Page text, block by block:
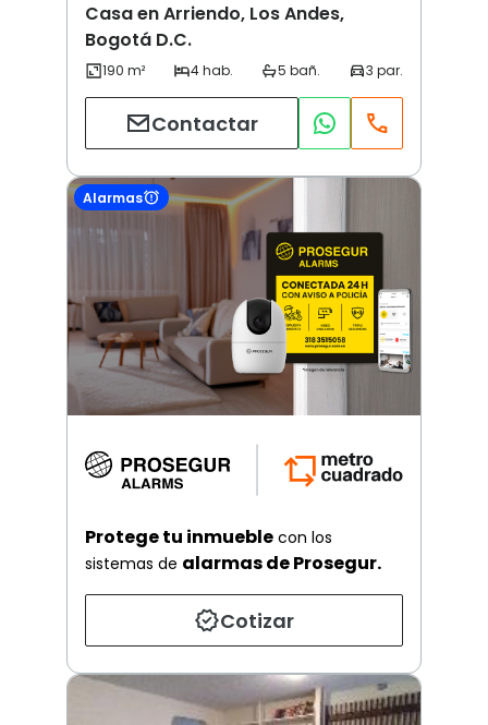
Casa en Arriendo, Los Andes,
Bogotá D.C.
Contactar
Alarmas
Protege tu inmueble con los
sistemas de alarmas de Prosegur.
Cotizar